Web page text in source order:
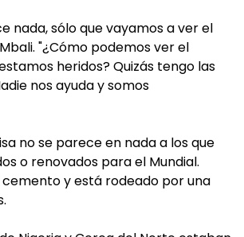
nada, sólo que vayamos a ver el
"¿Cómo podemos ver el
heridos? Quizás tengo las
nos ayuda y somos
no se parece en nada a los que
o renovados para el Mundial.
cemento y está rodeado por una